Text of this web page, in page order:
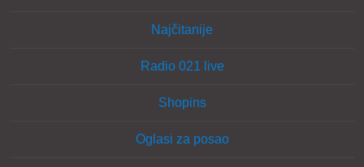
Najčitanije
Radio 021 live
Shopins
Oglasi za posao